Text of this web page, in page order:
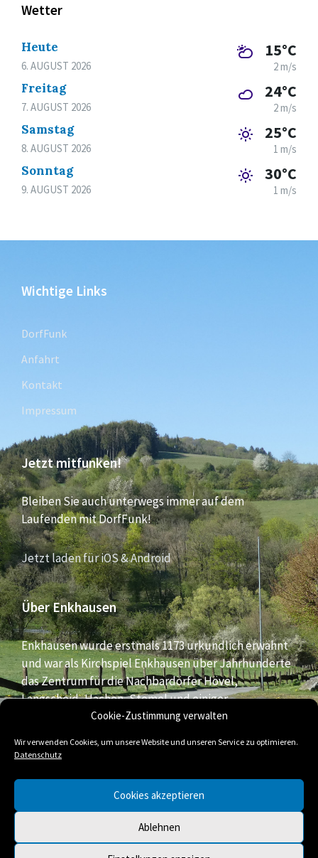
Cookie-Zustimmung verwalten
Wir verwenden Cookies, um unsere Website und unseren Service zu optimieren.
Datenschutz
Cookies akzeptieren
Ablehnen
Wetter
Heute
6. AUGUST 2026
15°C
2 m/s
Freitag
7. AUGUST 2026
24°C
2 m/s
Samstag
8. AUGUST 2026
25°C
1 m/s
Sonntag
9. AUGUST 2026
30°C
1 m/s
Wichtige Links
DorfFunk
Anfahrt
Kontakt
Impressum
Jetzt mitfunken!
Bleiben Sie auch unterwegs immer auf dem
Laufenden mit DorfFunk!
Jetzt laden für iOS & Android
Über Enkhausen
Enkhausen wurde erstmals 1173 urkundlich erwähnt
und war als Kirchspiel Enkhausen über Jahrhunderte
das Zentrum für die Nachbardörfer Hövel,
Langscheid, Hachen, Stemel und einiger
Bauernschaften aus dem südlichen Bereich der Stadt
Facebook Twitter
© 2026 Enkhausen